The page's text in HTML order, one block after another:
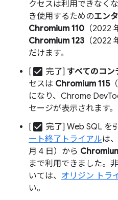
クセスは利用できなく
き使用するためのエン
Chromium 110 （2022
Chromium 123 （2022
だけます。
[ check_box 完了] すべてのコン
セスは Chromium 115
になり、Chrome
セージが表示されます。
[ check_box 完了] Web SQL を
ート終了トライアルは、
月 4 日）から
まで利用できました。
いては、 オリジン トラ
い。